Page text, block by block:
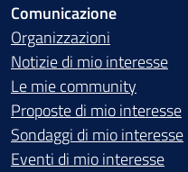
Comunicazione
Organizzazioni
Notizie di mio interesse
Le mie community
Proposte di mio interesse
Sondaggi di mio interesse
Eventi di mio interesse